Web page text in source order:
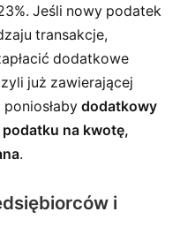
Jeśli nowy podatek
transakcje,
dodatkowe
już zawierającej
dodatkowy
na kwotę,
.
i